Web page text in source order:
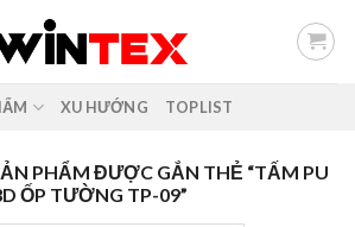
XU HƯỚNG TOPLIST
PHẨM ĐƯỢC GẮN THẺ “TẤM PU
ỐP TƯỜNG TP-09”